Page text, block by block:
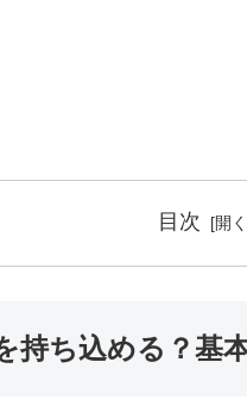
目次
持ち込める？基